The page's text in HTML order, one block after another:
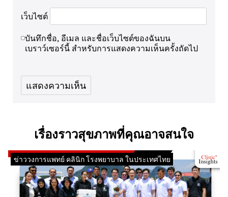
เว็บไซต์
บันทึกชื่อ, อีเมล และชื่อเว็บไซต์ของฉันบน
เบราว์เซอร์นี้ สำหรับการแสดงความเห็นครั้งถัดไป
เรื่องราวสุขภาพที่คุณอาจสนใจ
ข่าววงการแพทย์ คลินิก โรงพยาบาล ในประเทศไทย